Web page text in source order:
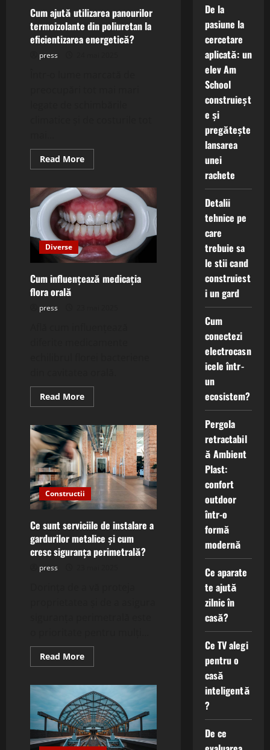
pardoselilor?
Cum ajută utilizarea panourilor
termoizolante din poliuretan la
eficientizarea energetică?
press
Read MoreRead
more
ajută
utilizarea
panourilor
termoizolante
din
poliuretan
la
eficientizarea
energetică?
Diverse
Cum influențează medicația
flora orală
press
Read MoreRead
more
influențează
medicația
flora
orală
Constructii
Ce sunt serviciile de instalare a
gardurilor metalice și cum
cresc siguranța perimetrală?
press
Read MoreRead
more
sunt
serviciile
de
instalare
a
gardurilor
metalice
De la
pasiune la
cercetare
aplicată: un
elev Am
School
construieșt
e și
pregătește
lansarea
unei
rachete
Detalii
tehnice pe
care
trebuie sa
le stii cand
construiest
i un gard
Cum
conectezi
electrocasn
icele într-
un
ecosistem?
Pergola
retractabil
ă Ambient
Plast:
confort
outdoor
într-o
formă
modernă
Ce aparate
te ajută
zilnic în
casă?
Ce TV alegi
pentru o
casă
inteligentă
?
De ce